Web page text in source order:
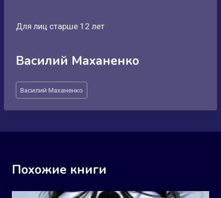
Для лиц старше 12 лет
Василий Маханенко
Метки
записи:
Василий Маханенко
Похожие книги